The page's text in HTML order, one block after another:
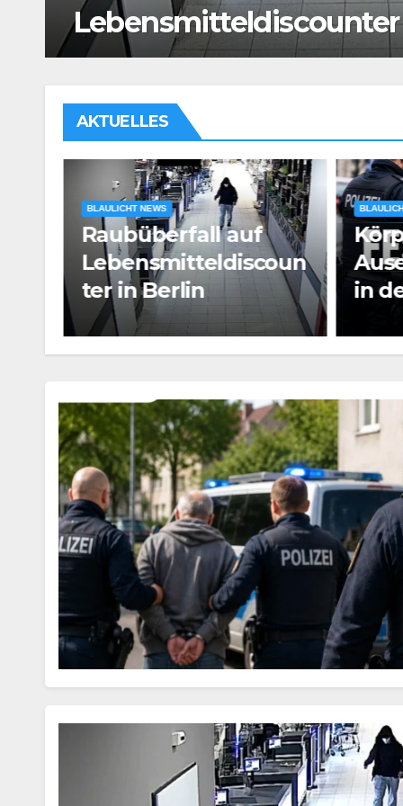
der Landshuter Altstadt
AKTUELLES
BLAULICHT NEWS
Körperliche
Auseinandersetzung
in der Landshuter
Altstadt